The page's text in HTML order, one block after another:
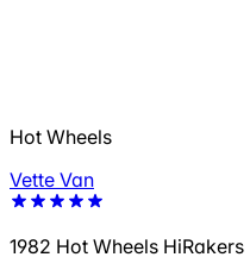
Hot Wheels
Vette Van
1982 Hot Wheels HiRakers